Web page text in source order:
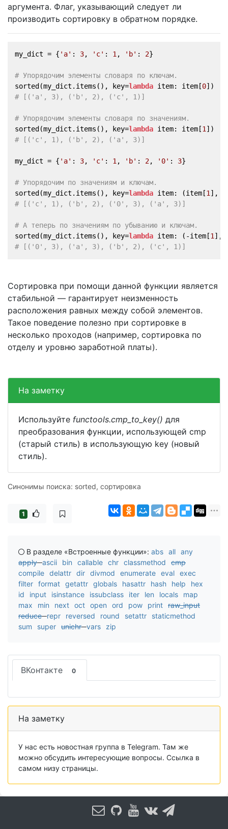
аргумента. Флаг, указывающий следует ли
производить сортировку в обратном порядке.
my_dict = { 'a' : 3, 'c' : 1 , 'b' : 2}
# Упорядочим элементы словаря по ключам.
sorted(my_dict.items(), key=lambda item: item[0])
# [('a', 3), ('b', 2), ('c', 1)]
# Упорядочим элементы словаря по значениям.
sorted(my_dict.items(), key=lambda item: item[1 ])
# [('c', 1), ('b', 2), ('a', 3)]
my_dict = { 'a' : 3, 'c' : 1 , 'b' : 2, '0' : 3}
# Упорядочим по значениям и ключам.
sorted(my_dict.items(), key=lambda item: (item[1 ],
# [('c', 1), ('b', 2), ('0', 3), ('a', 3)]
# А теперь по значениям по убыванию и ключам.
sorted(my_dict.items(), key=lambda item: (-item[1 ],
# [('0', 3), ('a', 3), ('b', 2), ('c', 1)]
Сортировка при помощи данной функции является
стабильной — гарантирует неизменность
расположения равных между собой элементов.
Такое поведение полезно при сортировке в
несколько проходов (например, сортировка по
отделу и уровню заработной платы).
На заметку
Используйте functools.cmp_to_key() для
преобразования функции, использующей cmp
(старый стиль) в использующую key (новый
стиль).
Синонимы поиска: sorted, сортировка
1
В разделе «Встроенные функции»: abs all any
apply ascii bin callable chr classmethod
cmp
compile delattr dir divmod enumerate eval exec
filter format getattr globals hasattr hash help
hex
id
input isinstance issubclass iter len locals
map
max
min next oct open ord pow print raw_input
reduce
repr reversed round setattr
staticmethod
sum
super unichr vars zip
ВКонтакте 0
На заметку
У нас есть новостная группа в Telegram. Там же
можно обсудить интересующие вопросы. Ссылка в
самом низу страницы.